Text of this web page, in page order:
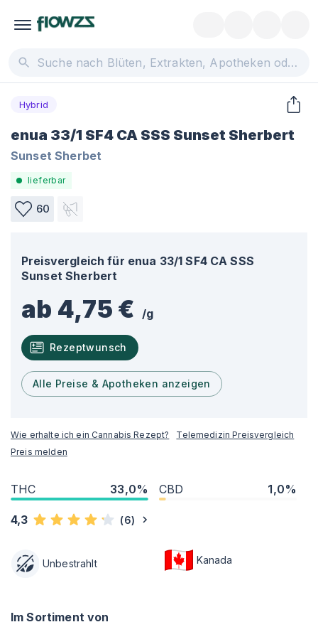
Hybrid
enua 33/1 SF4 CA SSS Sunset Sherbert
Sunset Sherbet
lieferbar
60
Preisvergleich für enua 33/1 SF4 CA SSS
Sunset Sherbert
ab 4,75 € /g
Rezeptwunsch
Alle Preise & Apotheken anzeigen
Wie erhalte ich ein Cannabis Rezept?
Telemedizin Preisvergleich
Preis melden
THC 33,0% CBD 1,0%
4,3 (6)
Unbestrahlt Kanada
Im Sortiment von